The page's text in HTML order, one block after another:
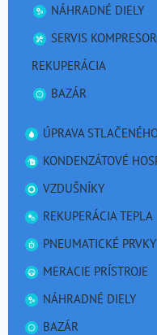
NÁHRADNÉ DIELY
SERVIS
REKUPERÁCIA
BAZÁR
ÚPRAVA
KONDENZÁTOVÉ
VZDUŠNÍKY
REKUPERÁCIA TEPLA
PNEUMATICKÉ PRVKY
MERACIE PRÍSTROJE
NÁHRADNÉ DIELY
BAZÁR